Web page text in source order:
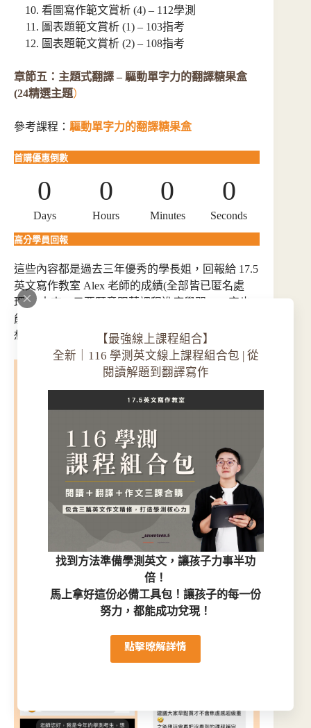
【最強線上課程組合】
全新｜116 學測英文線上課程組合包 | 從
閱讀解題到翻譯寫作
找到方法準備學測英文，讓孩子力事半功
倍 ！
馬上拿好這份必備工具包！讓孩子的每一份
努力，都能成功兌現！
點擊暸解詳情
看圖寫作範文賞析 (4) – 112學測
圖表題範文賞析 (1) – 103指考
圖表題範文賞析 (2) – 108指考
章節五：主題式翻譯 – 驅動單字力的翻譯糖果盒
(24精選主題）
參考課程： 驅動單字力的翻譯糖果盒
首購優惠倒數
0
Days
0
Hours
0
Minutes
0
Seconds
高分學員回報
這些內容都是過去三年優秀的學長姐，回報給 17.5
英文寫作教室 Alex 老師的成績(全部皆已匿名處
理)，未來，只要願意跟著課程進度學習，一定也
能和學長姐一樣，考取理想科系，實現你們的理
想，並且成為學弟妹們的榜樣。